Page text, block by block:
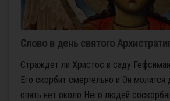
Слово в день святого
Страждет ли Христос в саду
Его скорбит смертельно и Он молится
опять нет около Него людей